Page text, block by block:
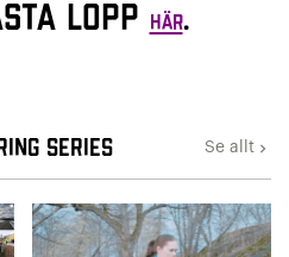
lopp HÄR.
Series Se allt keyboard_arrow_right